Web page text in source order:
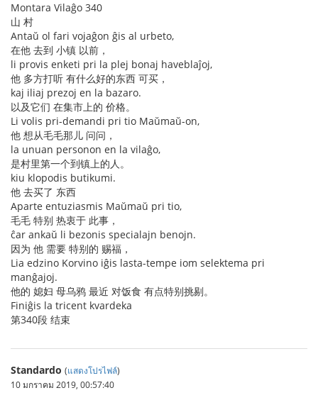
Montara Vilaĝo 340
山 村
Antaŭ ol fari vojaĝon ĝis al urbeto,
在他 去到 小镇 以前，
li provis enketi pri la plej bonaj haveblaĵoj,
他 多方打听 有什么好的东西 可买，
kaj iliaj prezoj en la bazaro.
以及它们 在集市上的 价格。
Li volis pri-demandi pri tio Maŭmaŭ-on,
他 想从毛毛那儿 问问，
la unuan personon en la vilaĝo,
是村里第一个到镇上的人。
kiu klopodis butikumi.
他 去买了 东西
Aparte entuziasmis Maŭmaŭ pri tio,
毛毛 特别 热衷于 此事，
ĉar ankaŭ li bezonis specialajn benojn.
因为 他 需要 特别的 赐福，
Lia edzino Korvino iĝis lasta-tempe iom selektema pri
manĝajoj.
他的 媳妇 母乌鸦 最近 对饭食 有点特别挑剔。
Finiĝis la tricent kvardeka
第340段 结束
Standardo (แสดงโปรไฟล์)
10 มกราคม 2019, 00:57:40